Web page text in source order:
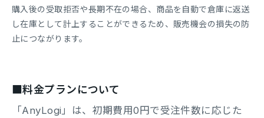
購入後の受取拒否や長期不在の場合、商品を自動で倉庫に返送
し在庫として計上することができるため、販売機会の損失の防
止につながります。
■料金プランについて
「AnyLogi」は、初期費用0円で受注件数に応じた